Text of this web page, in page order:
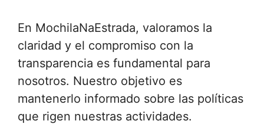
En MochilaNaEstrada, valoramos la
claridad y el compromiso con la
transparencia es fundamental para
nosotros. Nuestro objetivo es
mantenerlo informado sobre las políticas
que rigen nuestras actividades.